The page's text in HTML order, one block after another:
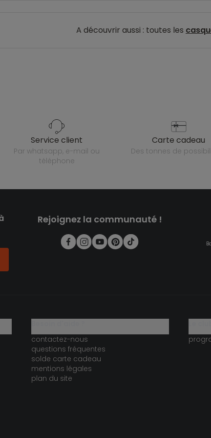
A découvrir aussi : toutes les
service client
par whatsapp, e-mail ou
téléphone
carte cadeau
des tonnes de
Rejoignez la communauté !
contactez-nous
questions fréquentes
solde carte cadeau
mentions légales
plan du site